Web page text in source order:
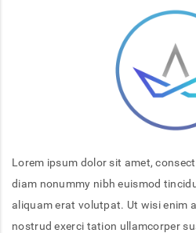
Lorem ipsum dolor sit amet,
diam nonummy nibh euismod
aliquam erat volutpat. Ut wisi enim
nostrud exerci tation ullamcorper